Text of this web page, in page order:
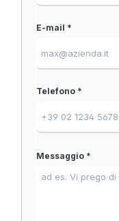
E-mail *
Telefono *
Messaggio *